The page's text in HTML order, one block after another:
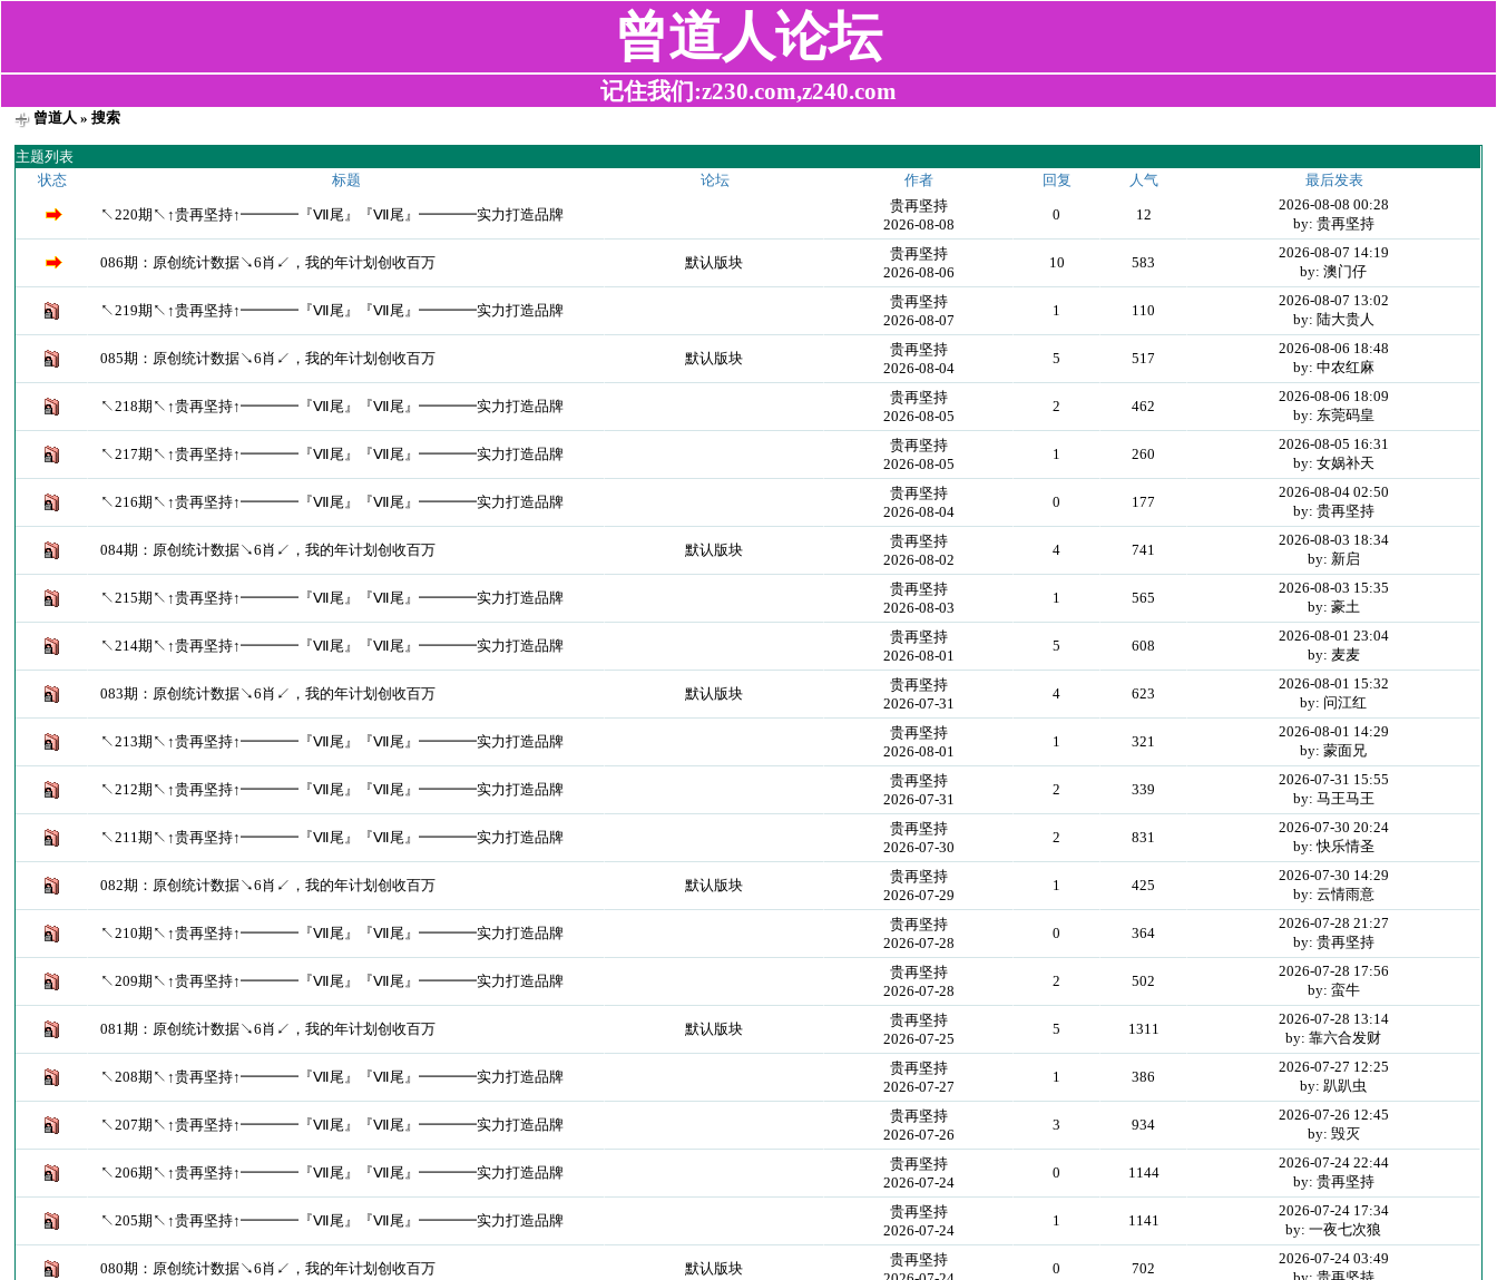
曾道人论坛
记住我们:z230.com,z240.com
曾道人 » 搜索
主题列表
状态
标题 论坛 作者 回复 人气 最后发表
↖220期↖↑贵再坚持↑━━━━『Ⅶ尾』『Ⅶ尾』━━━━实力打造品牌
贵再坚持
2026-08-08
0 12
2026-08-08 00:28
by: 贵再坚持
086期：原创统计数据↘6肖↙，我的年计划创收百万 默认版块
贵再坚持
2026-08-06
10 583
2026-08-07 14:19
by: 澳门仔
↖219期↖↑贵再坚持↑━━━━『Ⅶ尾』『Ⅶ尾』━━━━实力打造品牌
贵再坚持
2026-08-07
1 110
2026-08-07 13:02
by: 陆大贵人
085期：原创统计数据↘6肖↙，我的年计划创收百万 默认版块
贵再坚持
2026-08-04
5 517
2026-08-06 18:48
by: 中农红麻
↖218期↖↑贵再坚持↑━━━━『Ⅶ尾』『Ⅶ尾』━━━━实力打造品牌
贵再坚持
2026-08-05
2 462
2026-08-06 18:09
by: 东莞码皇
↖217期↖↑贵再坚持↑━━━━『Ⅶ尾』『Ⅶ尾』━━━━实力打造品牌
贵再坚持
2026-08-05
1 260
2026-08-05 16:31
by: 女娲补天
↖216期↖↑贵再坚持↑━━━━『Ⅶ尾』『Ⅶ尾』━━━━实力打造品牌
贵再坚持
2026-08-04
0 177
2026-08-04 02:50
by: 贵再坚持
084期：原创统计数据↘6肖↙，我的年计划创收百万 默认版块
贵再坚持
2026-08-02
4 741
2026-08-03 18:34
by: 新启
↖215期↖↑贵再坚持↑━━━━『Ⅶ尾』『Ⅶ尾』━━━━实力打造品牌
贵再坚持
2026-08-03
1 565
2026-08-03 15:35
by: 豪土
↖214期↖↑贵再坚持↑━━━━『Ⅶ尾』『Ⅶ尾』━━━━实力打造品牌
贵再坚持
2026-08-01
5 608
2026-08-01 23:04
by: 麦麦
083期：原创统计数据↘6肖↙，我的年计划创收百万 默认版块
贵再坚持
2026-07-31
4 623
2026-08-01 15:32
by: 问江红
↖213期↖↑贵再坚持↑━━━━『Ⅶ尾』『Ⅶ尾』━━━━实力打造品牌
贵再坚持
2026-08-01
1 321
2026-08-01 14:29
by: 蒙面兄
↖212期↖↑贵再坚持↑━━━━『Ⅶ尾』『Ⅶ尾』━━━━实力打造品牌
贵再坚持
2026-07-31
2 339
2026-07-31 15:55
by: 马王马王
↖211期↖↑贵再坚持↑━━━━『Ⅶ尾』『Ⅶ尾』━━━━实力打造品牌
贵再坚持
2026-07-30
2 831
2026-07-30 20:24
by: 快乐情圣
082期：原创统计数据↘6肖↙，我的年计划创收百万 默认版块
贵再坚持
2026-07-29
1 425
2026-07-30 14:29
by: 云情雨意
↖210期↖↑贵再坚持↑━━━━『Ⅶ尾』『Ⅶ尾』━━━━实力打造品牌
贵再坚持
2026-07-28
0 364
2026-07-28 21:27
by: 贵再坚持
↖209期↖↑贵再坚持↑━━━━『Ⅶ尾』『Ⅶ尾』━━━━实力打造品牌
贵再坚持
2026-07-28
2 502
2026-07-28 17:56
by: 蛮牛
081期：原创统计数据↘6肖↙，我的年计划创收百万 默认版块
贵再坚持
2026-07-25
5 1311
2026-07-28 13:14
by: 靠六合发财
↖208期↖↑贵再坚持↑━━━━『Ⅶ尾』『Ⅶ尾』━━━━实力打造品牌
贵再坚持
2026-07-27
1 386
2026-07-27 12:25
by: 趴趴虫
↖207期↖↑贵再坚持↑━━━━『Ⅶ尾』『Ⅶ尾』━━━━实力打造品牌
贵再坚持
2026-07-26
3 934
2026-07-26 12:45
by: 毁灭
↖206期↖↑贵再坚持↑━━━━『Ⅶ尾』『Ⅶ尾』━━━━实力打造品牌
贵再坚持
2026-07-24
0 1144
2026-07-24 22:44
by: 贵再坚持
↖205期↖↑贵再坚持↑━━━━『Ⅶ尾』『Ⅶ尾』━━━━实力打造品牌
贵再坚持
2026-07-24
1 1141
2026-07-24 17:34
by: 一夜七次狼
080期：原创统计数据↘6肖↙，我的年计划创收百万 默认版块
贵再坚持
0 702
2026-07-24 03:49